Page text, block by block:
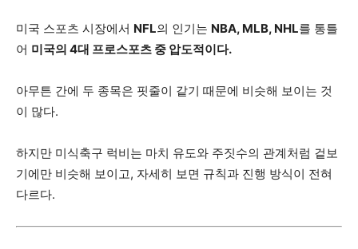
미국 스포츠 시장에서 NFL의 인기는 NBA, MLB, NHL를 통틀
어 미국의 4대 프로스포츠 중 압도적이다.
아무튼 간에 두 종목은 핏줄이 같기 때문에 비슷해 보이는 것
이 많다.
하지만 미식축구 럭비는 마치 유도와 주짓수의 관계처럼 겉보
기에만 비슷해 보이고, 자세히 보면 규칙과 진행 방식이 전혀
다르다.